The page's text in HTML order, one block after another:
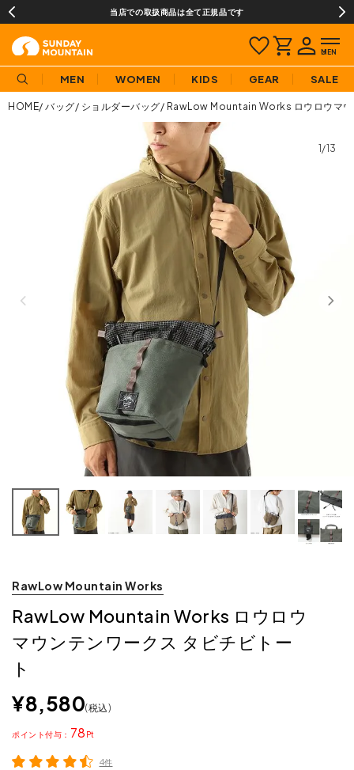
当店での取扱商品は全て正規品です
MEN WOMEN KIDS GEAR SALE
HOME バッグ ショルダーバッグ RawLow Mountain Works ロウロウマウ
1/13
RawLow Mountain Works
RawLow Mountain Works ロウロウ
マウンテンワークス タビチビトー
ト
¥8,580 税込
78
ポイント
4件